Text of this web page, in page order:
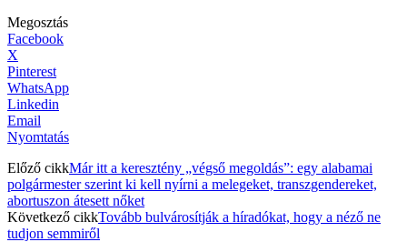
Megosztás
Facebook
X
Pinterest
WhatsApp
Linkedin
Email
Nyomtatás
Előző cikkMár itt a keresztény „végső megoldás”: egy alabamai
polgármester szerint ki kell nyírni a melegeket, transzgendereket,
abortuszon átesett nőket
Következő cikkTovább bulvárosítják a híradókat, hogy a néző ne
tudjon semmiről